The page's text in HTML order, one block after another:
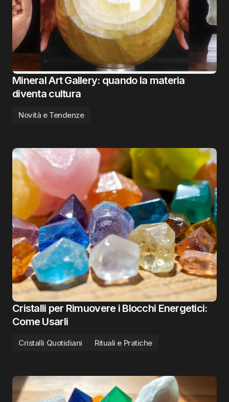
Mineral Art Gallery: quando la materia
diventa cultura
Novità e Tendenze
Cristalli per Rimuovere i Blocchi Energetici:
Come Usarli
Cristalli Quotidiani Rituali e Pratiche